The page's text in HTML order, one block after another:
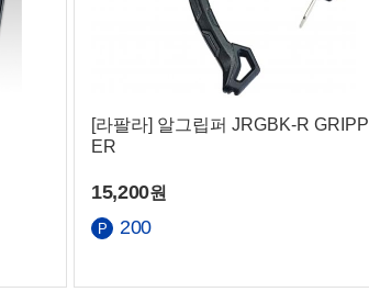
[라팔라] 알그립퍼 JRGBK-R GRIPP
ER
15,200원
200